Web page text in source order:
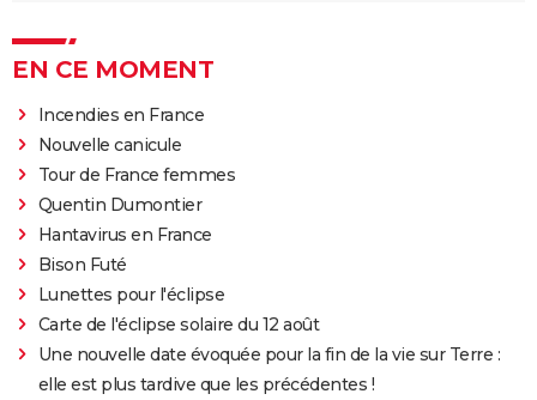
EN CE MOMENT
Incendies en France
Nouvelle canicule
Tour de France femmes
Quentin Dumontier
Hantavirus en France
Bison Futé
Lunettes pour l'éclipse
Carte de l'éclipse solaire du 12 août
Une nouvelle date évoquée pour la fin de la vie sur Terre :
elle est plus tardive que les précédentes !